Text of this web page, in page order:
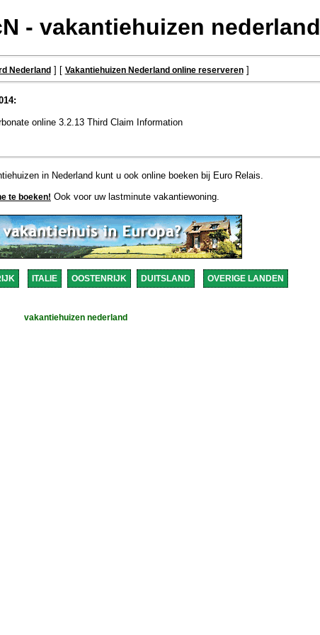
- vakantiehuizen nederland
Nederland] [ Vakantiehuizen Nederland online reserveren]
online 3.2.13 Third Claim Information
in Nederland kunt u ook online boeken bij Euro Relais.
te boeken! Ook voor uw lastminute vakantiewoning.
ITALIE OOSTENRIJK DUITSLAND OVERIGE LANDEN
vakantiehuizen nederland